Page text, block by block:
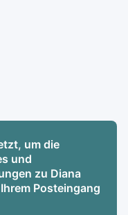
um die
und
zu Diana
Posteingang